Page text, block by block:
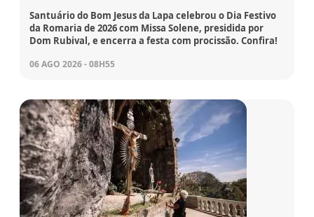
Santuário do Bom Jesus da Lapa celebrou o Dia Festivo
da Romaria de 2026 com Missa Solene, presidida por
Dom Rubival, e encerra a festa com procissão. Confira!
06 AGO 2026 - 08H55